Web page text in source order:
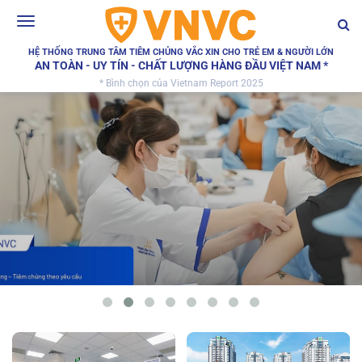
Toggle
HỆ THỐNG TRUNG TÂM TIÊM CHỦNG VẮC XIN CHO TRẺ EM & NGƯỜI LỚN
AN TOÀN - UY TÍN - CHẤT LƯỢNG HÀNG ĐẦU VIỆT NAM *
* Bình chọn của Vietnam Report 2025